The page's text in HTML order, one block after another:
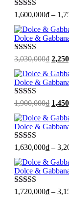
Được xếp
1,600,000₫ –
Dolce &
Được xếp
3,030,000₫ Giá
là:
Dolce &
Được xếp
1,900,000₫ Giá
là:
Dolce &
Được xếp
1,630,000₫ –
Dolce &
Được xếp
1,720,000₫ –